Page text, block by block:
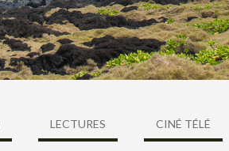
LECTURES CINÉ TÉLÉ